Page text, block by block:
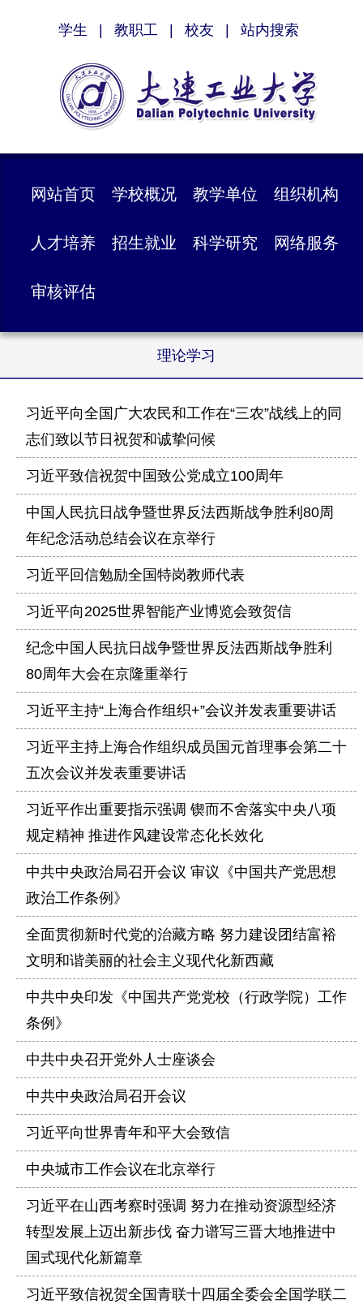
学生 教职工 校友 站内搜索
网站首页 学校概况 教学单位 组织机构
人才培养 招生就业 科学研究 网络服务
审核评估
理论学习
习近平向全国广大农民和工作在“三农”战线上的同
志们致以节日祝贺和诚挚问候
习近平致信祝贺中国致公党成立100周年
中国人民抗日战争暨世界反法西斯战争胜利80周
年纪念活动总结会议在京举行
习近平回信勉励全国特岗教师代表
习近平向2025世界智能产业博览会致贺信
纪念中国人民抗日战争暨世界反法西斯战争胜利
80周年大会在京隆重举行
习近平主持“上海合作组织+”会议并发表重要讲话
习近平主持上海合作组织成员国元首理事会第二十
五次会议并发表重要讲话
习近平作出重要指示强调 锲而不舍落实中央八项
规定精神 推进作风建设常态化长效化
中共中央政治局召开会议 审议《中国共产党思想
政治工作条例》
全面贯彻新时代党的治藏方略 努力建设团结富裕
文明和谐美丽的社会主义现代化新西藏
中共中央印发《中国共产党党校（行政学院）工作
条例》
中共中央召开党外人士座谈会
中共中央政治局召开会议
习近平向世界青年和平大会致信
中央城市工作会议在北京举行
习近平在山西考察时强调 努力在推动资源型经济
转型发展上迈出新步伐 奋力谱写三晋大地推进中
国式现代化新篇章
习近平致信祝贺全国青联十四届全委会全国学联二